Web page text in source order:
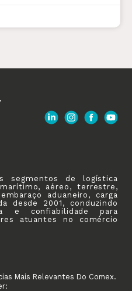
segmentos de logística
aéreo, terrestre,
aduaneiro, carga
desde 2001, conduzindo
e confiabilidade para
atuantes no comércio
Mais Relevantes Do Comex.